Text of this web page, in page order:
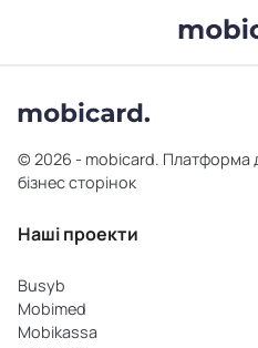
© 2026 - mobicard. Платформа
бізнес сторінок
Наші проекти
Busyb
Mobimed
Mobikassa